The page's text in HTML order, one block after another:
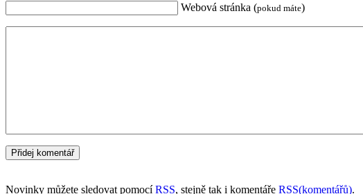
Webová stránka (pokud máte)
Novinky můžete sledovat pomocíRSS, stejně tak i komentáře RSS(komentářů).